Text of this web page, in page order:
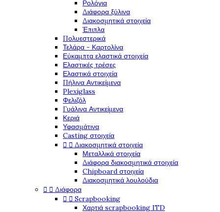
Ρολόγια
Διάφορα ξύλινα
Διακοσμητικά στοιχεία
Έπιπλα
Πολυεστερικά
Τελάρα - Καρτολίνα
Εύκαμπτα ελαστικά στοιχεία
Ελαστικές τρέσες
Ελαστικά στοιχεία
Πήλινα Αντικείμενα
Plexiglass
Φελιζόλ
Γυάλινα Αντικείμενα
Κεριά
Υφασμάτινα
Casting στοιχεία
  Διακοσμητικά στοιχεία
Μεταλλικά στοιχεία
Διάφορα διακοσμητικά στοιχεία
Chipboard στοιχεία
Διακοσμητικά λουλούδια
  Διάφορα
  Scrapbooking
Χαρτιά scrapbooking ITD